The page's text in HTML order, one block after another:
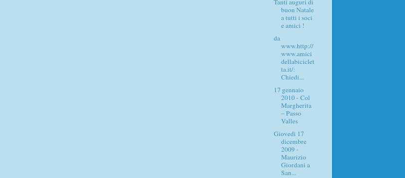
Tanti auguri di
buon Natale
a tutti i soci
e amici !
da
www.http://
www.amici
dellabiciclet
ta.it/:
Chiedi...
17 gennaio
2010 - Col
Margherita
– Passo
Valles
Giovedì 17
dicembre
2009 -
Maurizio
Giordani a
San...